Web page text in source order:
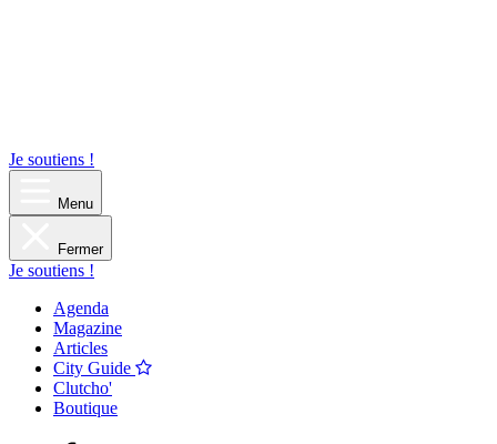
Je soutiens !
Menu
Fermer
Je soutiens !
Agenda
Magazine
Articles
City Guide
Clutcho'
Boutique